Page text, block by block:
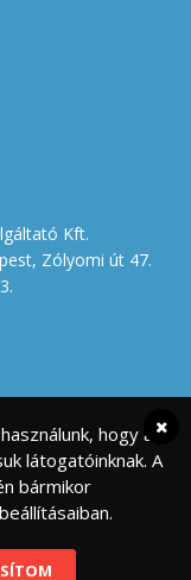
Kft.
Zólyomi út 47.
hogy a
látogatóinknak. A
bármikor